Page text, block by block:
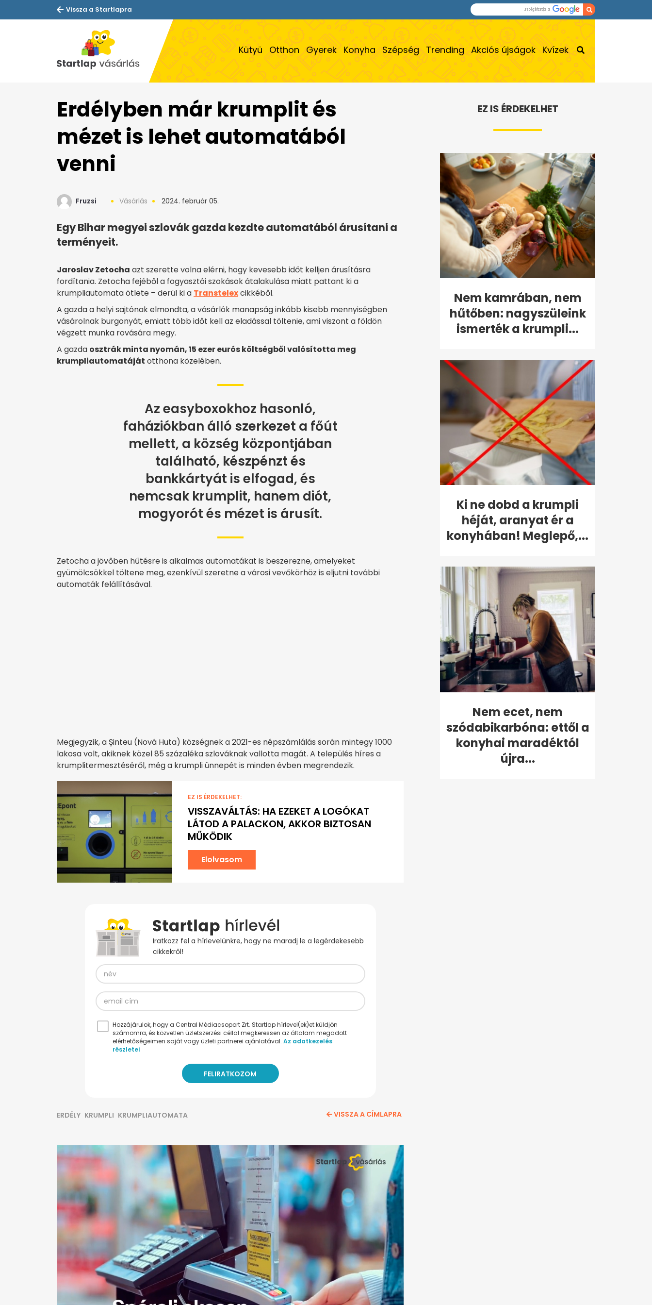
Vissza a Startlapra
Kütyü Otthon Gyerek Konyha Szépség Trending Akciós újságok Kvízek
Erdélyben már krumplit és
mézet is lehet automatából
venni
Fruzsi Vásárlás 2024. február 05.
Egy Bihar megyei szlovák gazda kezdte automatából árusítani a
terményeit.
Jaroslav Zetocha azt szerette volna elérni, hogy kevesebb időt kelljen árusításra
fordítania. Zetocha fejéből a fogyasztói szokások átalakulása miatt pattant ki a
krumpliautomata ötlete – derül ki a Transtelexcikkéből.
A gazda a helyi sajtónak elmondta, a vásárlók manapság inkább kisebb mennyiségben
vásárolnak burgonyát, emiatt több időt kell az eladással töltenie, ami viszont a földön
végzett munka rovására megy.
A gazda osztrák minta nyomán, 15 ezer eurós költségből valósította meg
krumpliautomatáját otthona közelében.
Az easyboxokhoz hasonló,
faháziókban álló szerkezet a főút
mellett, a község központjában
található, készpénzt és
bankkártyát is elfogad, és
nemcsak krumplit, hanem diót,
mogyorót és mézet is árusít.
Zetocha a jövőben hűtésre is alkalmas automatákat is beszerezne, amelyeket
gyümölcsökkel töltene meg, ezenkívül szeretne a városi vevőkörhöz is eljutni további
automaták felállításával.
Megjegyzik, a Șinteu (Nová Huta) községnek a 2021-es népszámlálás során mintegy 1000
lakosa volt, akiknek közel 85 százaléka szlováknak vallotta magát. A település híres a
krumplitermesztéséről, még a krumpli ünnepét is minden évben megrendezik.
EZ IS ÉRDEKELHET:
VISSZAVÁLTÁS: HA EZEKET A LOGÓKAT
LÁTOD A PALACKON, AKKOR BIZTOSAN
MŰKÖDIK
Elolvasom
Iratkozz fel a hírlevelünkre, hogy ne maradj le a legérdekesebb
cikkekről!
Hozzájárulok, hogy a Central Médiacsoport Zrt. Startlap hírlevel(ek)et küldjön
számomra, és közvetlen üzletszerzési céllal megkeressen az általam megadott
elérhetőségeimen saját vagy üzleti partnerei ajánlatával. Az adatkezelés
részletei
ERDÉLY KRUMPLI KRUMPLIAUTOMATA VISSZA A CÍMLAPRA
EZ IS ÉRDEKELHET
Nem kamrában, nem
hűtőben: nagyszüleink
ismerték a krumpli...
Ki ne dobd a krumpli
héját, aranyat ér a
konyhában! Meglepő,...
Nem ecet, nem
szódabikarbóna: ettől a
konyhai maradéktól
újra...